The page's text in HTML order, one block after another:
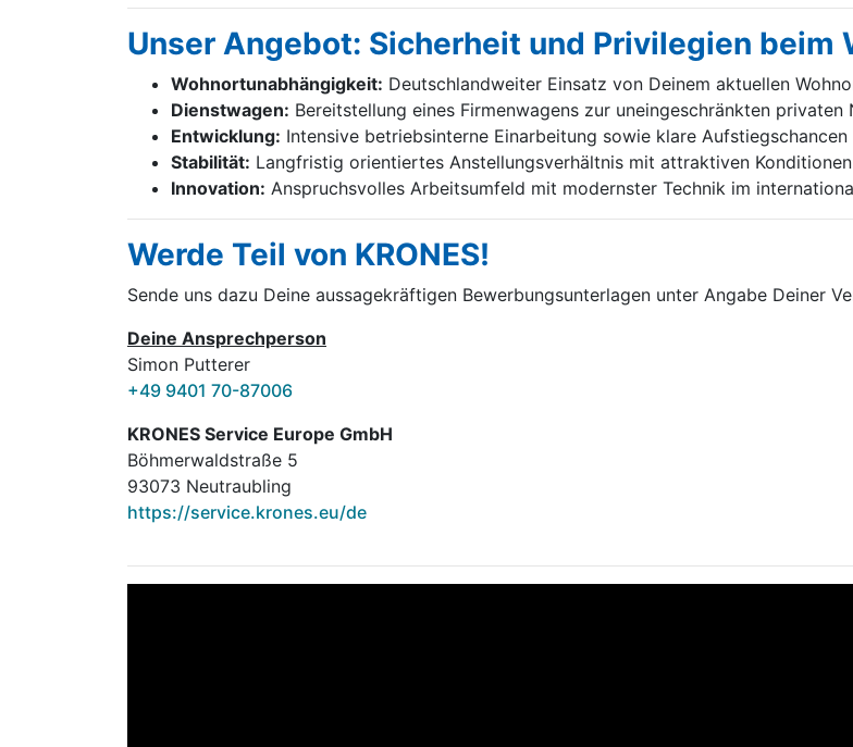
Unser Angebot: Sicherheit und Privilegien beim
Wohnortunabhängigkeit: Deutschlandweiter Einsatz von Deinem aktuellen
Dienstwagen: Bereitstellung eines Firmenwagens zur uneingeschränkten privaten
Entwicklung: Intensive betriebsinterne Einarbeitung sowie klare Aufstiegschancen
Stabilität: Langfristig orientiertes Anstellungsverhältnis mit attraktiven
Innovation: Anspruchsvolles Arbeitsumfeld mit modernster Technik im
Werde Teil von KRONES!
Sende uns dazu Deine aussage­kräftigen Bewerbungsunterlagen unter Angabe Deiner
Deine Ansprechperson
Simon Putterer
+49 9401 70-87006
KRONES Service Europe GmbH
Böhmerwaldstraße 5
93073 Neutraubling
https://service.krones.eu/de